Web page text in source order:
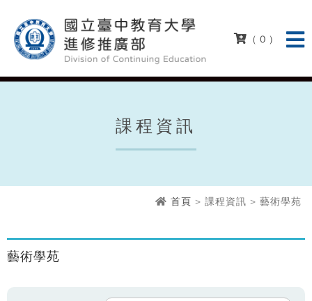
( 0 )
課程資訊
首頁 > 課程資訊 > 藝術學苑
藝術學苑